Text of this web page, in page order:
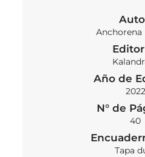
Anchorena
Año de
2022
N° de
40
Tapa